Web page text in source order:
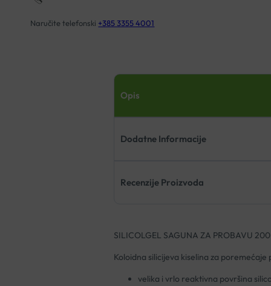
Naručite telefonski +385 3355 4001
Opis
Dodatne Informacije
Recenzije Proizvoda
SILICOLGEL SAGUNA ZA PROBAVU
Koloidna silicijeva kiselina za
velika i vrlo reaktivna površina